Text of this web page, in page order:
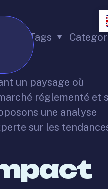
Tags
un paysage où
réglementé et
une analyse
sur les